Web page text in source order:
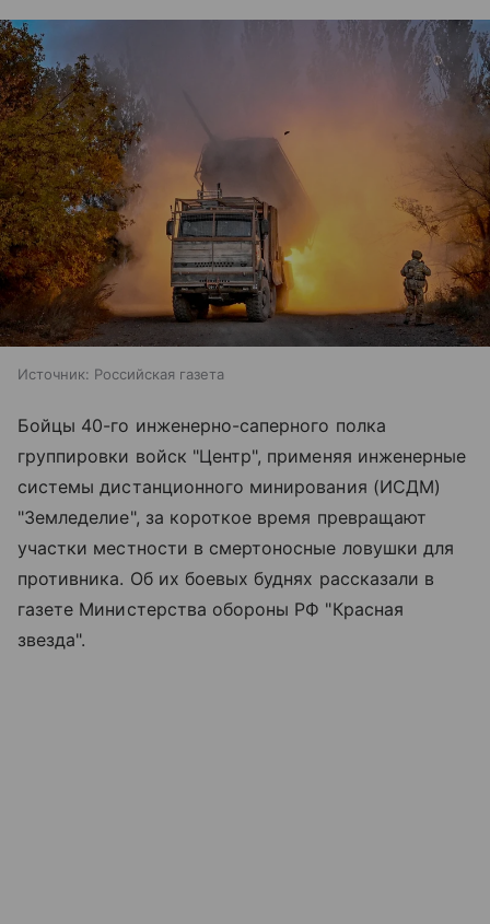
Источник: Российская газета
Бойцы 40-го инженерно-саперного полка
группировки войск "Центр", применяя инженерные
системы дистанционного минирования (ИСДМ)
"Земледелие", за короткое время превращают
участки местности в смертоносные ловушки для
противника. Об их боевых буднях рассказали в
газете Министерства обороны РФ "Красная
звезда".